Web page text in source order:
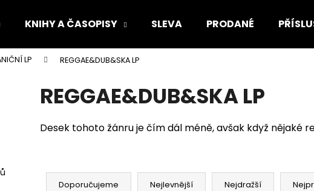
KNIHY A ČASOPISY SLEVA PRODANÉ
LP REGGAE&DUB&SKA LP
REGGAE&DUB&SKA LP
Desek tohoto žánru je čím dál méně, avšak když nějaké
Ř
Doporučujeme Nejlevnější Nejdražší
Co potřebujete najít?